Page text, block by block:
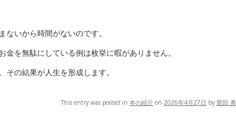
いから時間がないのです。
を無駄にしている例は枚挙に暇がありません。
の結果が人生を形成します。
This entry was posted in 本の紹介 on 2026年4月27日 by 栗田 勇